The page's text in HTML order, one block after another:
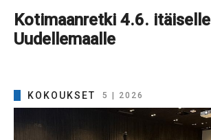
Kotimaanretki 4.6. itäiselle
Uudellemaalle
KOKOUKSET 5 | 2026